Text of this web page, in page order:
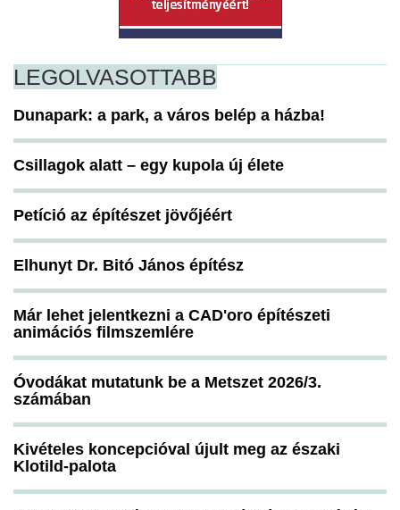
LEGOLVASOTTABB
Dunapark: a park, a város belép a házba!
Csillagok alatt – egy kupola új élete
Petíció az építészet jövőjéért
Elhunyt Dr. Bitó János építész
Már lehet jelentkezni a CAD'oro építészeti
animációs filmszemlére
Óvodákat mutatunk be a Metszet 2026/3.
számában
Kivételes koncepcióval újult meg az északi
Klotild-palota